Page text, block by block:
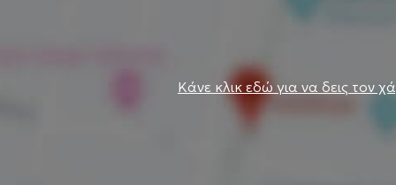
Κάνε κλικ εδώ για να δεις τον